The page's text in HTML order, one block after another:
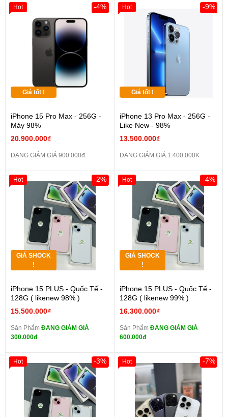
Giá tốt !
iPhone 15 Pro Max - 256G -
Máy 98%
20.900.000₫
-4%
ĐANG GIẢM GIÁ 900.000đ
Hot
Giá tốt !
iPhone 13 Pro Max - 256G -
Like New - 98%
13.500.000₫
-9%
ĐANG GIẢM GIÁ 1.400.000K
Hot
GIÁ SHOCK
!
iPhone 15 PLUS - Quốc Tế -
128G ( likenew 98% )
15.500.000₫
-2%
Sản Phẩm ĐANG GIẢM GIÁ
300.000đ
Hot
GIÁ SHOCK
!
iPhone 15 PLUS - Quốc Tế -
128G ( likenew 99% )
16.300.000₫
-4%
Sản Phẩm ĐANG GIẢM GIÁ
600.000đ
Hot
-3%
Hot -7%
Hot